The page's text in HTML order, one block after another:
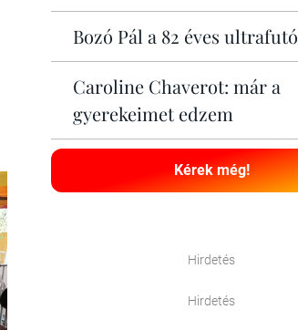
Bozó Pál a 82 éves ultrafutó
Caroline Chaverot: már a
gyerekeimet edzem
Kérek még!
Hirdetés
Hirdetés